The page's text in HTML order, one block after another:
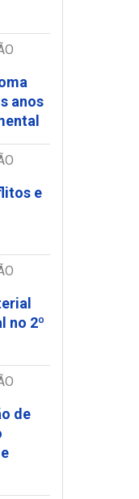
anos
e
no 2º
de